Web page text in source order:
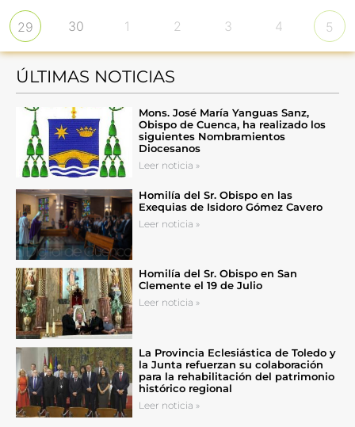
29 30 1 2 3 4 5
ÚLTIMAS NOTICIAS
Mons. José María Yanguas Sanz,
Obispo de Cuenca, ha realizado los
siguientes Nombramientos
Diocesanos
Leer noticia »
Homilía del Sr. Obispo en las
Exequias de Isidoro Gómez Cavero
Leer noticia »
Homilía del Sr. Obispo en San
Clemente el 19 de Julio
Leer noticia »
La Provincia Eclesiástica de Toledo y
la Junta refuerzan su colaboración
para la rehabilitación del patrimonio
histórico regional
Leer noticia »